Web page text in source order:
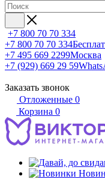
+7 800 70 70 334
+7 800 70 70 334
+7 495 669 2299Москва
+7 (929) 669 29 59
Заказать звонок
Отложенные 0
Корзина 0